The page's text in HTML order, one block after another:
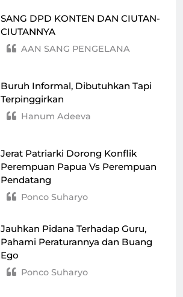
SANG DPD KONTEN DAN CIUTAN-
CIUTANNYA
AAN SANG PENGELANA
Buruh Informal, Dibutuhkan Tapi
Terpinggirkan
Hanum Adeeva
Jerat Patriarki Dorong Konflik
Perempuan Papua Vs Perempuan
Pendatang
Ponco Suharyo
Jauhkan Pidana Terhadap Guru,
Pahami Peraturannya dan Buang
Ego
Ponco Suharyo